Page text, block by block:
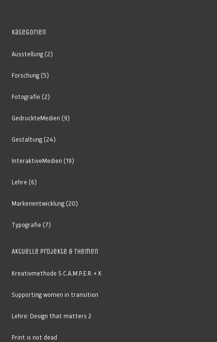
Kategorien
Ausstellung (2)
Forschung (5)
Fotografie (2)
GedruckteMedien (9)
Gestaltung (24)
InteraktiveMedien (19)
Lehre (6)
Markenentwicklung (20)
Typografie (7)
Aktuelle Projekte & Themen
Kreativmethode S.C.A.M.P.E.R. + X
Supporting women in transition
Lehre: Design that matters 2
Print is not dead